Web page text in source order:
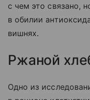
с чем это связано,
в обилии
вишнях.
Ржаной
Одно из